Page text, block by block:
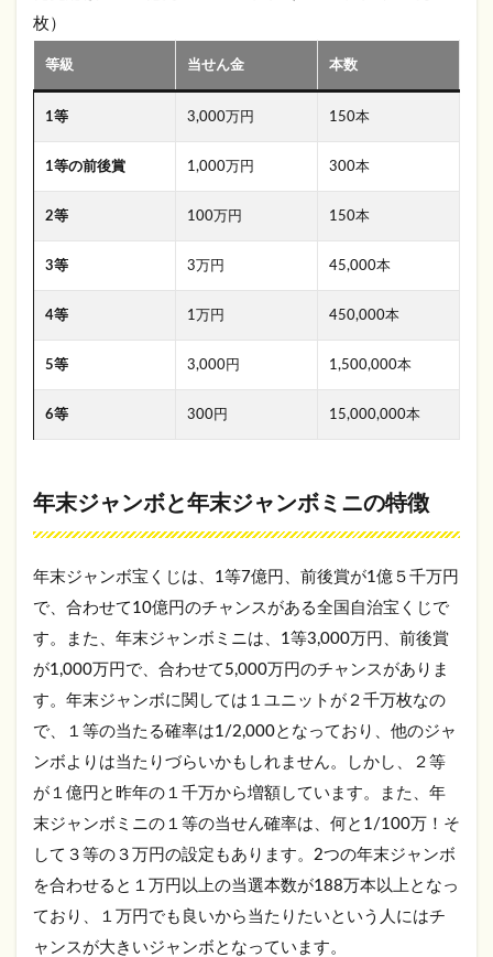
枚）
等級 当せん金 本数
1等 3,000万円 150本
1等の前後賞 1,000万円 300本
2等 100万円 150本
3等 3万円 45,000本
4等 1万円 450,000本
5等 3,000円 1,500,000本
6等 300円 15,000,000本
年末ジャンボと年末ジャンボミニの特徴
年末ジャンボ宝くじは、1等7億円、前後賞が1億５千万円
で、合わせて10億円のチャンスがある全国自治宝くじで
す。また、年末ジャンボミニは、1等3,000万円、前後賞
が1,000万円で、合わせて5,000万円のチャンスがありま
す。年末ジャンボに関しては１ユニットが２千万枚なの
で、１等の当たる確率は1/2,000となっており、他のジャ
ンボよりは当たりづらいかもしれません。しかし、２等
が１億円と昨年の１千万から増額しています。また、年
末ジャンボミニの１等の当せん確率は、何と1/100万！そ
して３等の３万円の設定もあります。2つの年末ジャンボ
を合わせると１万円以上の当選本数が188万本以上となっ
ており、１万円でも良いから当たりたいという人にはチ
ャンスが大きいジャンボとなっています。